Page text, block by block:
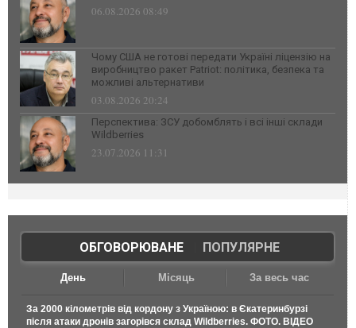
06.08.2026 08:49
Чому США не готові передати Україні ліцензію на
виробництво ракет Patriot: політика, безпека та
можливі альтернативи
03.08.2026 20:24
Перспектива: ЗСУ добомблять і всі інші склади
Wildberries
23.07.2026 11:31
ОБГОВОРЮВАНЕ| ПОПУЛЯРНЕ
День Місяць За весь час
За 2000 кілометрів від кордону з Україною: в Єкатеринбурзі
після атаки дронів загорівся склад Wildberries. ФОТО. ВІДЕО